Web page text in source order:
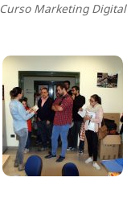
Curso Marketing Digital